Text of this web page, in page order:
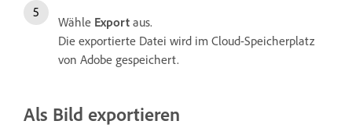
Wähle Export aus.
Die exportierte Datei wird im Cloud-Speicherplatz
von Adobe gespeichert.
Als Bild exportieren